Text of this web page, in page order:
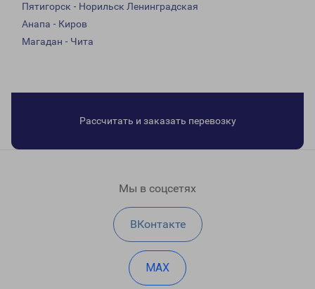
Пятигорск - Норильск Ленинградская
Анапа - Киров
Магадан - Чита
Рассчитать и заказать перевозку
Мы в соцсетях
ВКонтакте
MAX